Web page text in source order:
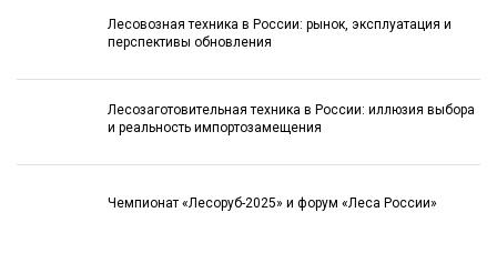
Лесовозная техника в России: рынок, эксплуатация и
перспективы обновления
Лесозаготовительная техника в России: иллюзия выбора
и реальность импортозамещения
Чемпионат «Лесоруб-2025» и форум «Леса России»